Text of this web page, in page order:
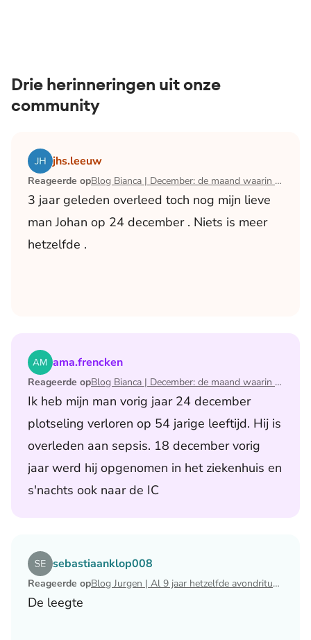
Drie herinneringen uit onze
community
jhs.leeuw
Reageerde op Blog Bianca | December: de maand waarin ik mijn man verloor
3 jaar geleden overleed toch nog mijn lieve
man Johan op 24 december . Niets is meer
hetzelfde .
Lees het artikel Blog Bianca | December: de maand
ama.frencken
Reageerde op Blog Bianca | December: de maand waarin ik mijn man verloor
Ik heb mijn man vorig jaar 24 december
plotseling verloren op 54 jarige leeftijd. Hij is
overleden aan sepsis. 18 december vorig
jaar werd hij opgenomen in het ziekenhuis en
s'nachts ook naar de IC
Lees het artikel Blog Bianca | December: de maand
sebastiaanklop008
Reageerde op Blog Jurgen | Al 9 jaar hetzelfde avondritueel
De leegte
Lees het artikel Blog Jurgen | Al 9 jaar hetzelfde